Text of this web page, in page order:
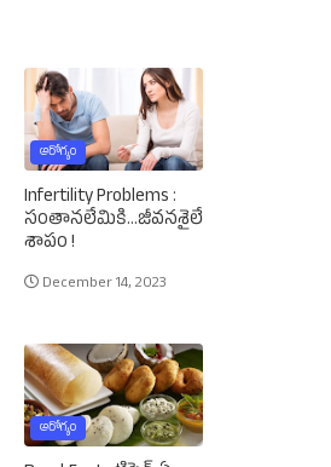
ఆరోగ్యం
Infertility Problems :
సంతానలేమికి...జీవనశైలే
శాపం !
December 14, 2023
ఆరోగ్యం